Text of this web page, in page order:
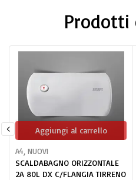
Prodotti
Aggiungi al carrello
A4, NUOVI
SCALDABAGNO ORIZZONTALE
2A 80L DX C/FLANGIA TIRRENO